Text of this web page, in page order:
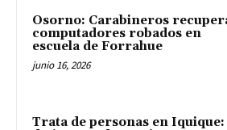
Osorno: Carabineros
computadores robados en
escuela de Forrahue
junio 16, 2026
Trata de personas en Iquique: